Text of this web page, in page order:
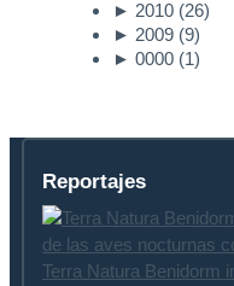
► 2010 (26)
► 2009 (9)
► 0000 (1)
Reportajes
Terra Natura Benidorm